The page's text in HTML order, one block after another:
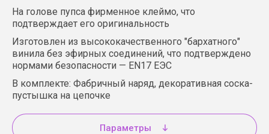
На голове пупса фирменное клеймо, что
подтверждает его оригинальность
Изготовлен из высококачественного "бархатного"
винила без эфирных соединений, что подтверждено
нормами безопасности — EN17 EЭС
В комплекте: Фабричный наряд, декоративная соска-
пустышка на цепочке
Параметры